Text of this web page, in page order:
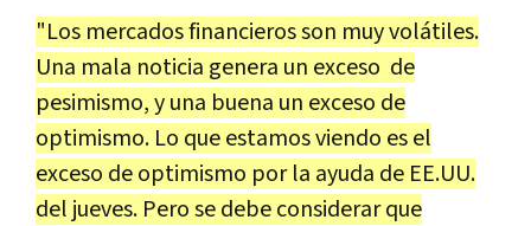
"Los mercados financieros son muy volátiles.
Una mala noticia genera un exceso de
pesimismo, y una buena un exceso de
optimismo. Lo que estamos viendo es el
exceso de optimismo por la ayuda de EE.UU.
del jueves. Pero se debe considerar que